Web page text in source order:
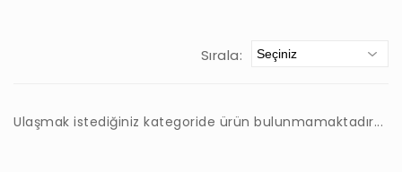
Sırala:
Ulaşmak istediğiniz kategoride ürün bulunmamaktadır...